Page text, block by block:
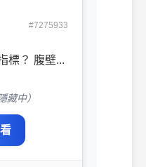
#7275933
標？ 腹壁...
藏中）